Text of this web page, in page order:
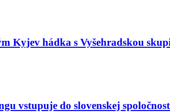
Kyjev hádka s Vyšehradskou
vstupuje do slovenskej